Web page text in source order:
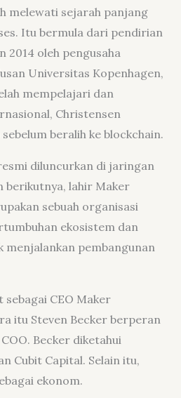
melewati sejarah panjang
Itu bermula dari pendirian
2014 oleh pengusaha
Universitas Kopenhagen,
mempelajari dan
Christensen
beralih ke blockchain.
diluncurkan di jaringan
berikutnya, lahir Maker
sebuah organisasi
ekosistem dan
menjalankan pembangunan
CEO Maker
itu Steven Becker berperan
Becker diketahui
Cubit Capital. Selain itu,
ekonom.